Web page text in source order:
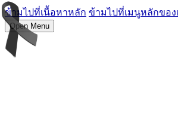
ข้ามไปที่เนื้อหาหลัก ข้ามไปที่เมนูหลักของ
Open Menu